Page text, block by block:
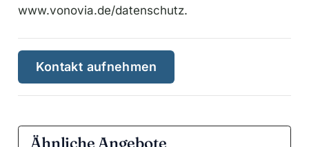
www.vonovia.de/datenschutz.
Kontakt aufnehmen